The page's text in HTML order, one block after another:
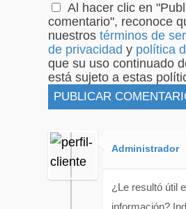
Al hacer clic en
comentario", reconoce
nuestros términos de
de privacidad y política
que su uso continuado
está sujeto a estas
Administrador
¿Le resultó útil
información?